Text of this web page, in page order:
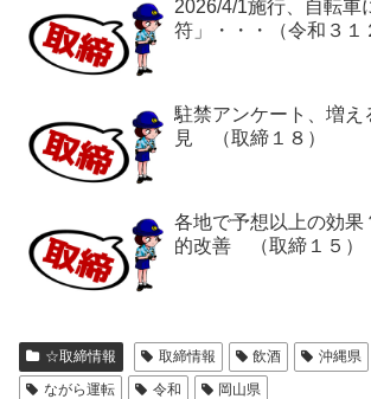
2026/4/1施行、自転車
符」・・・（令和３１
駐禁アンケート、増え
見 （取締１８）
各地で予想以上の効
的改善 （取締１５）
☆取締情報 取締情報 飲酒 沖縄県
ながら運転
令和 岡山県